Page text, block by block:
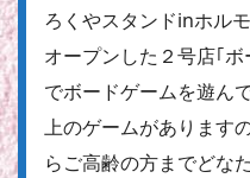
ろくやスタンドinホル
オープンした２号店｢
でボードゲームを遊ん
上のゲームがあります
らご高齢の方までどな